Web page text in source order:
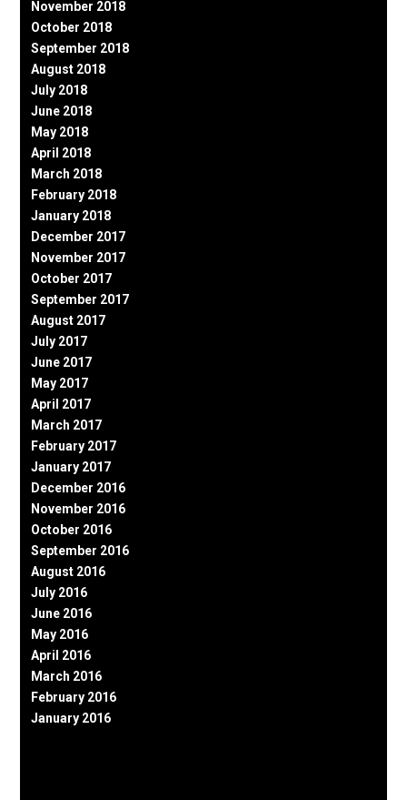
November 2018
October 2018
September 2018
August 2018
July 2018
June 2018
May 2018
April 2018
March 2018
February 2018
January 2018
December 2017
November 2017
October 2017
September 2017
August 2017
July 2017
June 2017
May 2017
April 2017
March 2017
February 2017
January 2017
December 2016
November 2016
October 2016
September 2016
August 2016
July 2016
June 2016
May 2016
April 2016
March 2016
February 2016
January 2016